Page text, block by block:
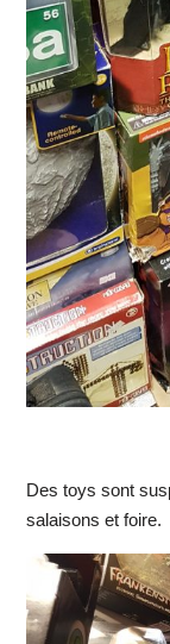
Des toys sont
salaisons et foire.